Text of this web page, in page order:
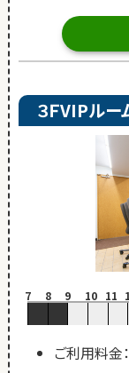
３ＦVIPルー
7 8 9 10 11
ご利用料金